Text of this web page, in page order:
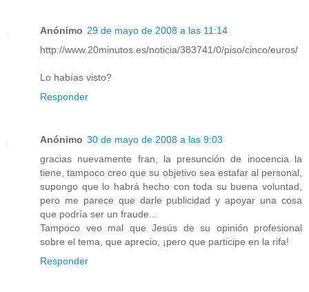
Anónimo 29 de mayo de 2008 a las 11:14
http://www.20minutos.es/noticia/383741/0/piso/cinco/euros/
Lo habías visto?
Responder
Anónimo 30 de mayo de 2008 a las 9:03
gracias nuevamente fran, la presunción de inocencia la
tiene, tampoco creo que su objetivo sea estafar al personal,
supongo que lo habrá hecho con toda su buena voluntad,
pero me parece que darle publicidad y apoyar una cosa
que podría ser un fraude...
Tampoco veo mal que Jesús de su opinión profesional
sobre el tema, que aprecio, ¡pero que participe en la rifa!
Responder